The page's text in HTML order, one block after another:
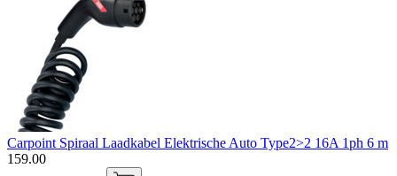
Carpoint Spiraal Laadkabel Elektrische Auto Type2>2 16A 1ph 6 m
159.00